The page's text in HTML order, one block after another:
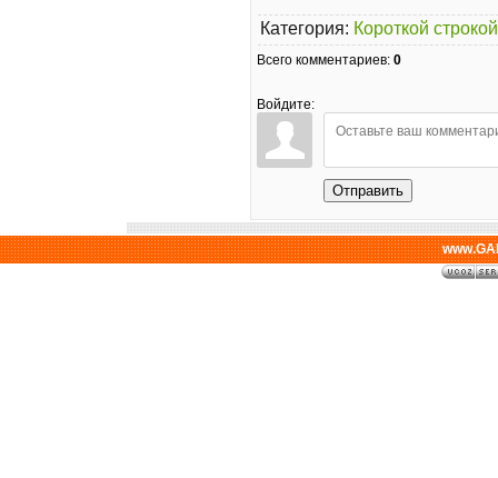
Категория: Короткой строкой
Всего комментариев: 0
Войдите:
Отправить